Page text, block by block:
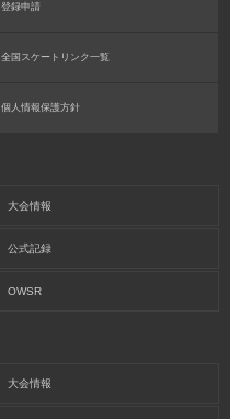
登録申請
全国スケートリンク一覧
個人情報保護方針
大会情報
公式記録
OWSR
大会情報